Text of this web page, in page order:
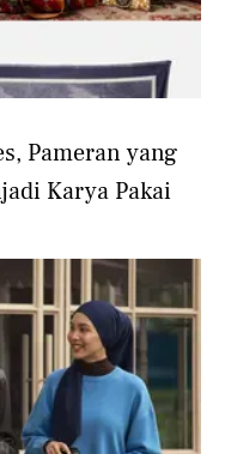
Pameran yang
Karya Pakai